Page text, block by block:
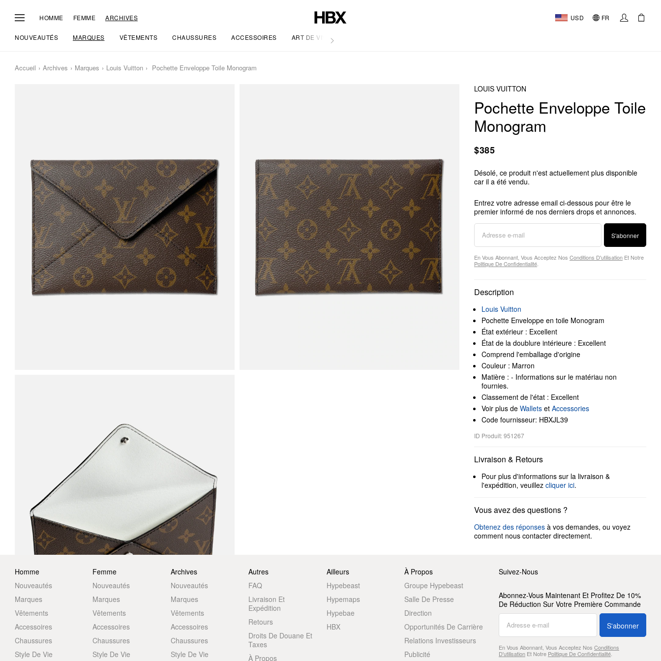
HOMME FEMME ARCHIVES USD FR
NOUVEAUTÉS MARQUES VÊTEMENTS CHAUSSURES ACCESSOIRES ART DE VIVRE
Accueil Archives Marques Louis Vuitton Pochette Enveloppe Toile Monogram
LOUIS VUITTON
Pochette Enveloppe Toile
Monogram
$385
Désolé, ce produit n'est actuellement plus disponible
car il a été vendu.
Entrez votre adresse email ci-dessous pour être le
premier informé de nos derniers drops et annonces.
S'abonner
En Vous Abonnant, Vous Acceptez Nos Conditions D'utilisation Et Notre
Politique De Confidentialité
Description
Louis Vuitton
Pochette Enveloppe en toile Monogram
État extérieur : Excellent
État de la doublure intérieure : Excellent
Comprend l'emballage d'origine
Couleur : Marron
Matière : - Informations sur le matériau non
fournies.
Classement de l'état : Excellent
Voir plus de Wallets et Accessories
Code fournisseur: HBXJL39
ID Produit: 951267
Livraison & Retours
Pour plus d'informations sur la livraison &
l'expédition, veuillez cliquer ici.
Vous avez des questions ?
Obtenez des réponses à vos demandes, ou voyez
comment nous contacter directement.
Homme
Nouveautés
Marques
Vêtements
Accessoires
Chaussures
Style De Vie
Femme
Nouveautés
Marques
Vêtements
Accessoires
Chaussures
Style De Vie
Archives
Nouveautés
Marques
Vêtements
Accessoires
Chaussures
Style De Vie
Autres
FAQ
Livraison Et
Expédition
Retours
Droits De Douane Et
Taxes
À Propos
Ailleurs
Hypebeast
Hypemaps
Hypebae
HBX
À Propos
Groupe Hypebeast
Salle De Presse
Direction
Opportunités De Carrière
Relations Investisseurs
Publicité
Suivez-Nous
Abonnez-Vous Maintenant Et Profitez De 10%
De Réduction Sur Votre Première Commande
S'abonner
En Vous Abonnant, Vous Acceptez Nos Conditions
D'utilisationEt Notre Politique De Confidentialité.